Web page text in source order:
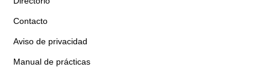
Contacto
Aviso de privacidad
Manual de prácticas